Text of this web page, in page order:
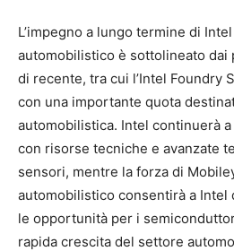
L’impegno a lungo termine di
automobilistico è sottolineato dai
di recente, tra cui l’Intel Foundry
con una importante quota
automobilistica. Intel continuerà
con risorse tecniche e avanzate
sensori, mentre la forza di
automobilistico consentirà a Intel
le opportunità per i
rapida crescita del settore